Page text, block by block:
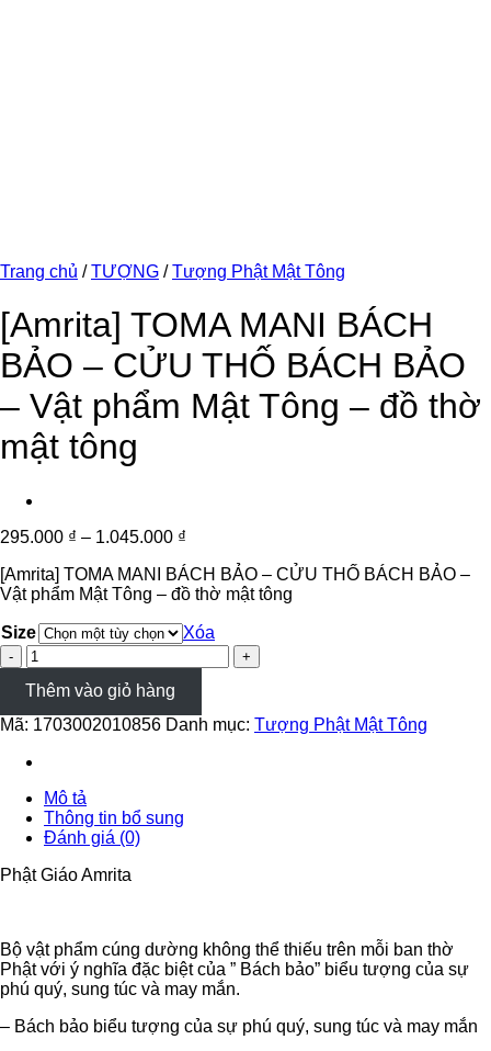
Trang chủ / TƯỢNG / Tượng Phật Mật Tông
[Amrita] TOMA MANI BÁCH
BẢO – CỬU THỐ BÁCH BẢO
– Vật phẩm Mật Tông – đồ thờ
mật tông
295.000 ₫ – 1.045.000 ₫
[Amrita] TOMA MANI BÁCH BẢO – CỬU THỐ BÁCH BẢO –
Vật phẩm Mật Tông – đồ thờ mật tông
Size
Xóa
[Amrita]
TOMA
MANI
BÁCH
BẢO
CỬU
THỐ
BÁCH
BẢO
Vật
-
đồ
thờ
tông
Thêm vào giỏ hàng
Mã: 1703002010856 Danh mục: Tượng Phật Mật Tông
Mô tả
Thông tin bổ sung
Đánh giá (0)
Phật Giáo Amrita
Bộ vật phẩm cúng dường không thể thiếu trên mỗi ban thờ
Phật với ý nghĩa đặc biệt của ” Bách bảo” biểu tượng của sự
phú quý, sung túc và may mắn.
– Bách bảo biểu tượng của sự phú quý, sung túc và may mắn